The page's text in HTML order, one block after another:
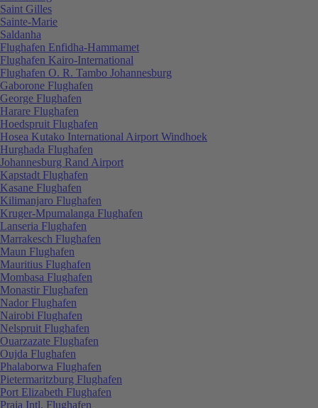
Saint Gilles
Sainte-Marie
Saldanha
Flughafen Enfidha-Hammamet
Flughafen Kairo-International
Flughafen O. R. Tambo Johannesburg
Gaborone Flughafen
George Flughafen
Harare Flughafen
Hoedspruit Flughafen
Hosea Kutako International Airport Windhoek
Hurghada Flughafen
Johannesburg Rand Airport
Kapstadt Flughafen
Kasane Flughafen
Kilimanjaro Flughafen
Kruger-Mpumalanga Flughafen
Lanseria Flughafen
Marrakesch Flughafen
Maun Flughafen
Mauritius Flughafen
Mombasa Flughafen
Monastir Flughafen
Nador Flughafen
Nairobi Flughafen
Nelspruit Flughafen
Ouarzazate Flughafen
Oujda Flughafen
Phalaborwa Flughafen
Pietermaritzburg Flughafen
Port Elizabeth Flughafen
Praia Intl. Flughafen